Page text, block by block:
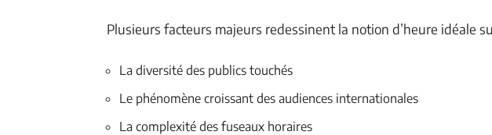
Plusieurs facteurs majeurs redessinent la notion d’heure idéale
La diversité des publics touchés
Le phénomène croissant des audiences internationales
La complexité des fuseaux horaires